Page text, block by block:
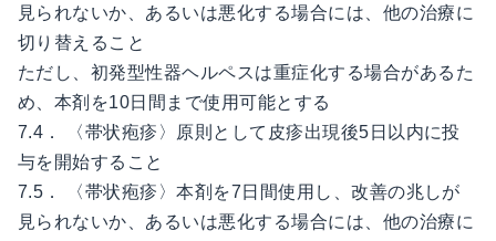
見られないか、あるいは悪化する場合には、他の治療に
切り替えること
ただし、初発型性器ヘルペスは重症化する場合があるた
め、本剤を10日間まで使用可能とする
7.4． 〈帯状疱疹〉原則として皮疹出現後5日以内に投
与を開始すること
7.5． 〈帯状疱疹〉本剤を7日間使用し、改善の兆しが
見られないか、あるいは悪化する場合には、他の治療に